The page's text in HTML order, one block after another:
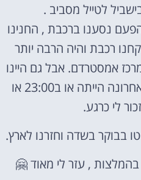
לטייל מסביב .
נסענו ברכבת , החנינו
רכבת והיה הרבה יותר
במרכז אמסטרדם. אבל גם היינו
מוגבלים בזמן כי הרכבת האחרונה הייתה או ב23:00 או
בבוקר בשדה וחזרנו לארץ.
, עזר לי מאוד🤗